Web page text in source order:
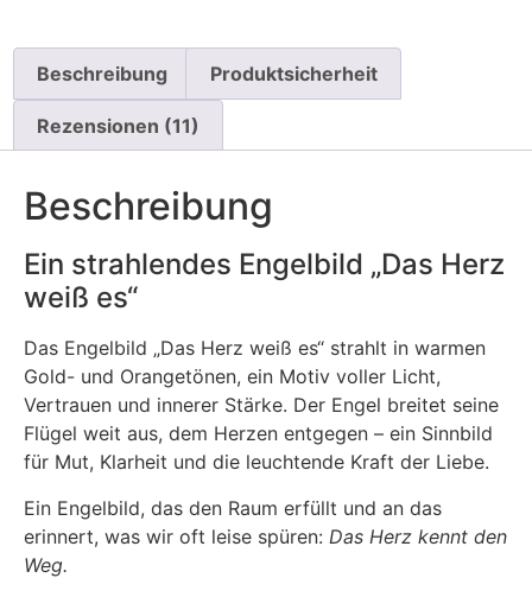
Beschreibung Produktsicherheit
Rezensionen (11)
Beschreibung
Ein strahlendes Engelbild „Das Herz
weiß es“
Das Engelbild „Das Herz weiß es“ strahlt in warmen
Gold- und Orangetönen, ein Motiv voller Licht,
Vertrauen und innerer Stärke. Der Engel breitet seine
Flügel weit aus, dem Herzen entgegen – ein Sinnbild
für Mut, Klarheit und die leuchtende Kraft der Liebe.
Ein Engelbild, das den Raum erfüllt und an das
erinnert, was wir oft leise spüren: Das Herz kennt den
Weg.